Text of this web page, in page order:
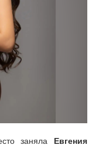
заняла Евгения